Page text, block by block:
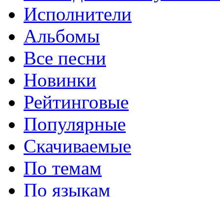
Исполнители
Альбомы
Все песни
Новинки
Рейтинговые
Популярные
Скачиваемые
По темам
По языкам